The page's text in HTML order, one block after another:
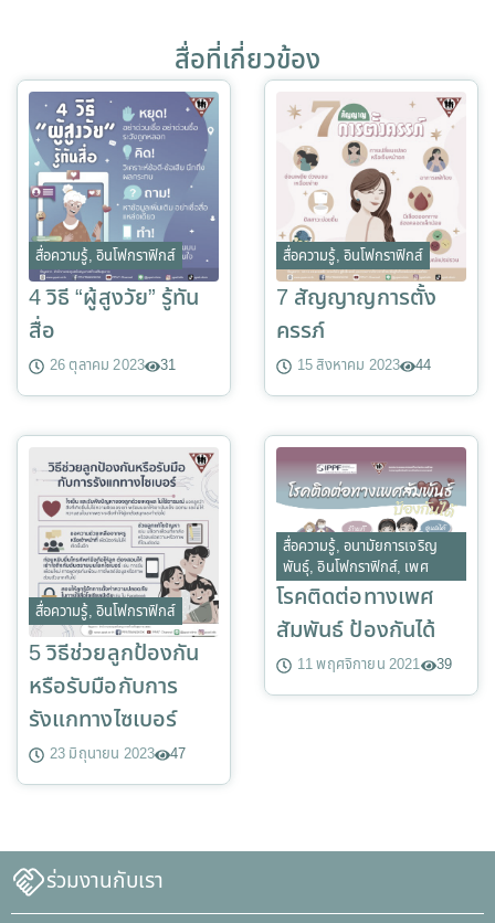
สื่อที่เกี่ยวข้อง
สื่อความรู้, อินโฟกราฟิกส์
4 วิธี “ผู้สูงวัย” รู้ทัน
สื่อ
26 ตุลาคม 2023 31
สื่อความรู้, อินโฟกราฟิกส์
7 สัญญาญการตั้ง
ครรภ์
15 สิงหาคม 2023 44
สื่อความรู้, อินโฟกราฟิกส์
5 วิธีช่วยลูกป้องกัน
หรือรับมือกับการ
รังแกทางไซเบอร์
23 มิถุนายน 2023 47
สื่อความรู้, อนามัยการเจริญ
พันธุ์,อินโฟกราฟิกส์, เพศ
โรคติดต่อทางเพศ
สัมพันธ์ ป้องกันได้
11 พฤศจิกายน 2021 39
ร่วมงานกับเรา